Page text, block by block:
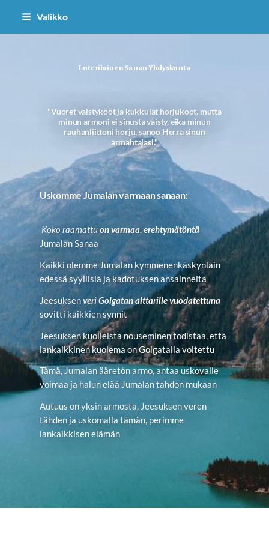
Siirry
Valikko
Luterilainen Sanan Yhdyskunta
"Vuoret väistykööt ja kukkulat horjukoot, mutta
minun armoni ei sinusta väisty, eikä minun
rauhanliittoni horju, sanoo Herra sinun
armahtajasi."
Uskomme Jumalan varmaan sanaan:
Koko raamattuon varmaa, erehtymätöntä
Jumalan Sanaa
Kaikki olemme Jumalan kymmenenkäskynlain
edessä syyllisiä ja kadotuksen ansainneita
JeesuksenveriGolgatan alttarille vuodatettuna
sovitti kaikkien synnit
Jeesuksen kuolleista nouseminen todistaa, että
iankaikkinen kuolema on Golgatalla voitettu
Tämä, Jumalan ääretön armo, antaa uskovalle
voimaa ja halun elää Jumalan tahdon mukaan
Autuus on yksin armosta, Jeesuksen veren
tähden ja uskomalla tämän, perimme
iankaikkisen elämän